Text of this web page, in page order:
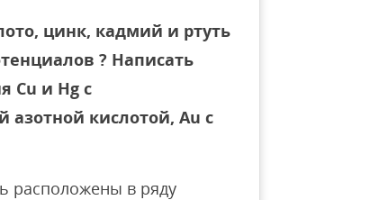
цинк, кадмий и ртуть
? Написать
Cu и Hg с
азотной кислотой, Au с
расположены в ряду